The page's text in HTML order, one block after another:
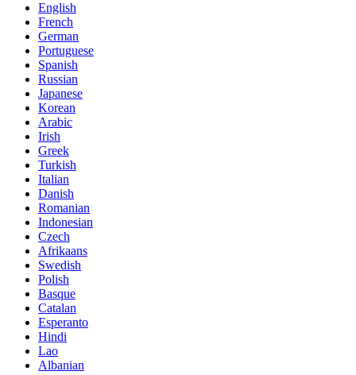
English
French
German
Portuguese
Spanish
Russian
Japanese
Korean
Arabic
Irish
Greek
Turkish
Italian
Danish
Romanian
Indonesian
Czech
Afrikaans
Swedish
Polish
Basque
Catalan
Esperanto
Hindi
Lao
Albanian